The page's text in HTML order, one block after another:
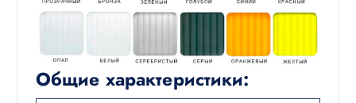
Общие характеристики: